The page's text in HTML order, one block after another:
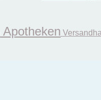
Apotheken